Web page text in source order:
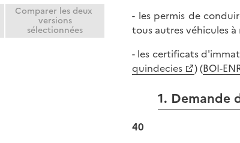
Comparer les deux
versions
sélectionnées
- les permis de
tous autres véhicules
- les certificats
quindecies
) (BOI-
1. Demande
40